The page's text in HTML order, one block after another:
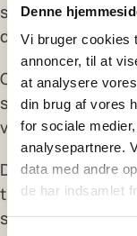
Denne
Vi bruger cookies
annoncer, til at
at analysere
din brug af vores
for sociale
analysepartnere.
data med andre
de har indsamlet
sterilt. Den afgør
der.
Og alligevel er lyd
som en eftertanke
virker visuelt.
Den stærkeste
tidligt. Ikke “hvad
slags sonisk